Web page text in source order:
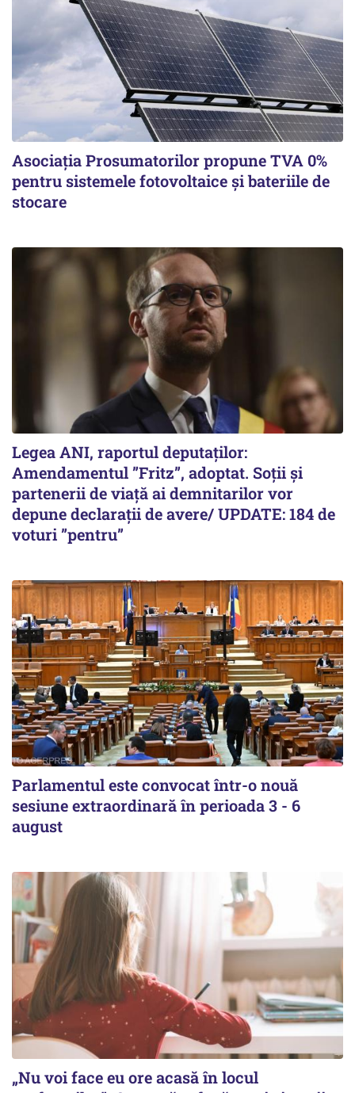
Asociația Prosumatorilor propune TVA 0%
pentru sistemele fotovoltaice și bateriile de
stocare
Legea ANI, raportul deputaților:
Amendamentul ”Fritz”, adoptat. Soții și
partenerii de viață ai demnitarilor vor
depune declarații de avere/ UPDATE: 184 de
voturi ”pentru”
Parlamentul este convocat într-o nouă
sesiune extraordinară în perioada 3 - 6
august
„Nu voi face eu ore acasă în locul